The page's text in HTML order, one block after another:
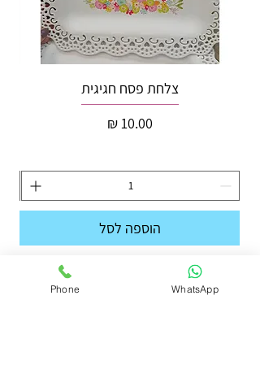
צלחת פסח חגיגית
מחיר
הוספה לסל
Phone WhatsApp